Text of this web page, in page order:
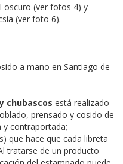
oscuro (ver fotos 4) y
(ver foto 6).
a mano en Santiago de
chubascos está realizado
prensado y cosido de
y contraportada;
que hace que cada libreta
tratarse de un producto